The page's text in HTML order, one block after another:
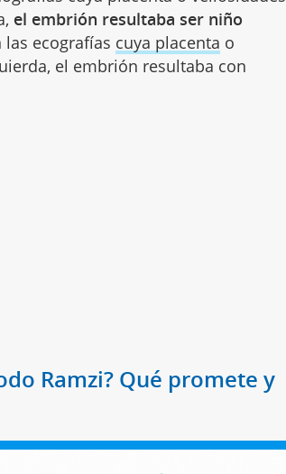
el embrión resultaba ser niño
las ecografías cuya placenta o
el embrión resultaba con
Ramzi? Qué promete y